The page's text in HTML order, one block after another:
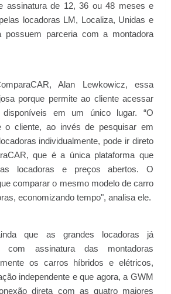
assinatura de 12, 36 ou 48 meses e
locadoras LM, Localiza, Unidas e
possuem parceria com a montadora
Alan Lewkowicz, essa
porque permite ao cliente acessar
em um único lugar. “O
o cliente, ao invés de pesquisar em
individualmente, pode ir direto
que é a única plataforma que
locadoras e preços abertos. O
comparar o mesmo modelo de carro
economizando tempo", analisa ele.
que as grandes locadoras já
com assinatura das montadoras
os carros híbridos e elétricos,
independente e que agora, a GWM
direta com as quatro maiores